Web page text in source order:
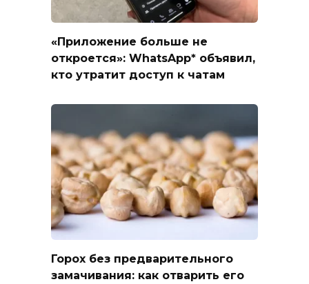
«Приложение больше не
откроется»: WhatsApp* объявил,
кто утратит доступ к чатам
Горох без предварительного
замачивания: как отварить его